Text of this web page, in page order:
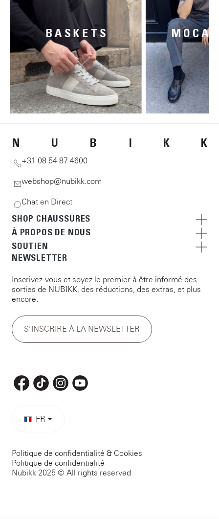
BASKETS
N U B I K K
+31 08 54 87 4600
webshop@nubikk.com
Chat en Direct
SHOP CHAUSSURES
À PROPOS DE NOUS
SOUTIEN
NEWSLETTER
Inscrivez-vous et soyez le premier à être informé des
sorties de NUBIKK, des réductions, des extras, et plus
encore.
S’INSCRIRE À LA NEWSLETTER
FR
Politique de confidentialité & Cookies
Politique de confidentialité
Nubikk 2025 © All rights reserved